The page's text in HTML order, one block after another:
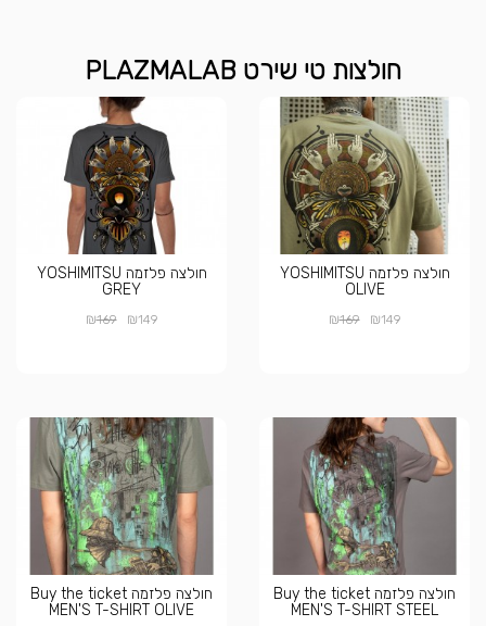
חולצות טי שירט PLAZMALAB
חולצה פלזמה YOSHIMITSU
OLIVE
₪149
₪169
חולצה פלזמה YOSHIMITSU
GREY
₪149
₪169
חולצה פלזמה Buy the ticket
MEN'S T-SHIRT STEEL
חולצה פלזמה Buy the ticket
MEN'S T-SHIRT OLIVE